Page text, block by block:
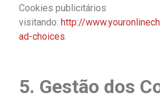
Cookies publicitários
visitando: http://
ad-choices.
5. Gestão dos